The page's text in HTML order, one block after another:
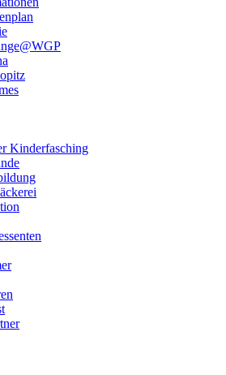
Kinderfasching